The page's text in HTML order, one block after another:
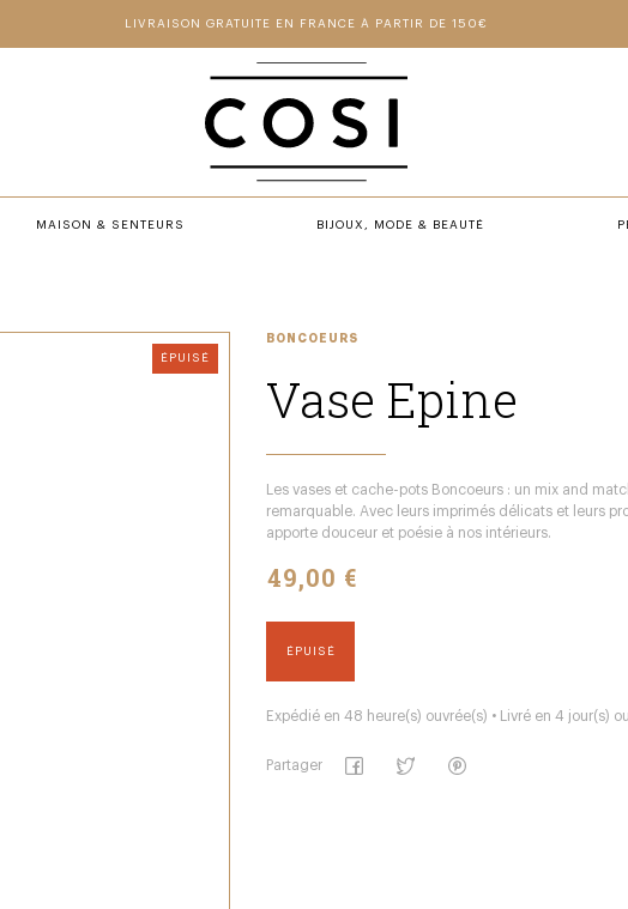
LIVRAISON GRATUITE EN FRANCE À PARTIR DE 150€
MAISON & SENTEURS BIJOUX, MODE & BEAUTÉ
ÉPUISÉ
BONCOEURS
Vase Epine
Les vases et cache-pots Boncoeurs : un mix and
remarquable. Avec leurs imprimés délicats et leurs
apporte douceur et poésie à nos intérieurs.
49,00 €
ÉPUISÉ
Expédié en 48 heure(s) ouvrée(s) • Livré en 4 jour(s)
Partager